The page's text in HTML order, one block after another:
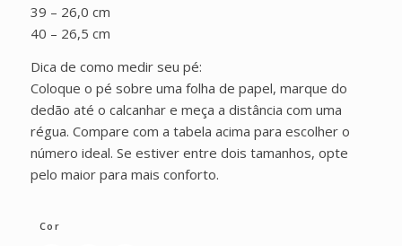
39 – 26,0 cm
40 – 26,5 cm
Dica de como medir seu pé:
Coloque o pé sobre uma folha de papel, marque do
dedão até o calcanhar e meça a distância com uma
régua. Compare com a tabela acima para escolher o
número ideal. Se estiver entre dois tamanhos, opte
pelo maior para mais conforto.
Cor